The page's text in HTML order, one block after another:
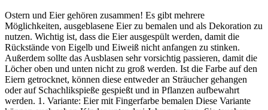
Ostern und Eier gehören zusammen! Es gibt mehrere
Möglichkeiten, ausgeblasene Eier zu bemalen und als Dekoration zu
nutzen. Wichtig ist, dass die Eier ausgespült werden, damit die
Rückstände von Eigelb und Eiweiß nicht anfangen zu stinken.
Außerdem sollte das Ausblasen sehr vorsichtig passieren, damit die
Löcher oben und unten nicht zu groß werden. Ist die Farbe auf den
Eiern getrocknet, können diese entweder an Sträucher gehangen
oder auf Schachlikspieße gespießt und in Pflanzen aufbewahrt
werden. 1. Variante: Eier mit Fingerfarbe bemalen Diese Variante